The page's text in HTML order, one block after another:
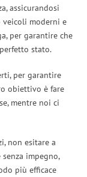
assicurandosi
moderni e
per garantire che
stato.
per garantire
obiettivo è fare
mentre noi ci
non esitare a
impegno,
più efficace